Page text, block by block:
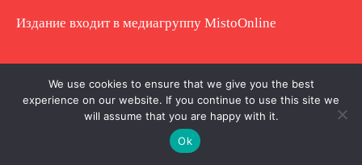
Издание входит в медиагруппу MistoOnline
Copyright © Полное использование материала
запрещено. Частично разрешено с гиперссылкой.
We use cookies to ensure that we give you the best
experience on our website. If you continue to use this site we
will assume that you are happy with it.
Ok